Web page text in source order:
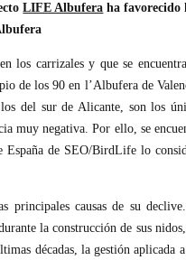
LIFE Albufera ha favorecido
los carrizales y que se
de los 90 en l’Albufera de
del sur de Alicante, son los
muy negativa. Por ello, se
de SEO/BirdLife lo
principales causas de su
la construcción de sus
décadas, la gestión aplicada